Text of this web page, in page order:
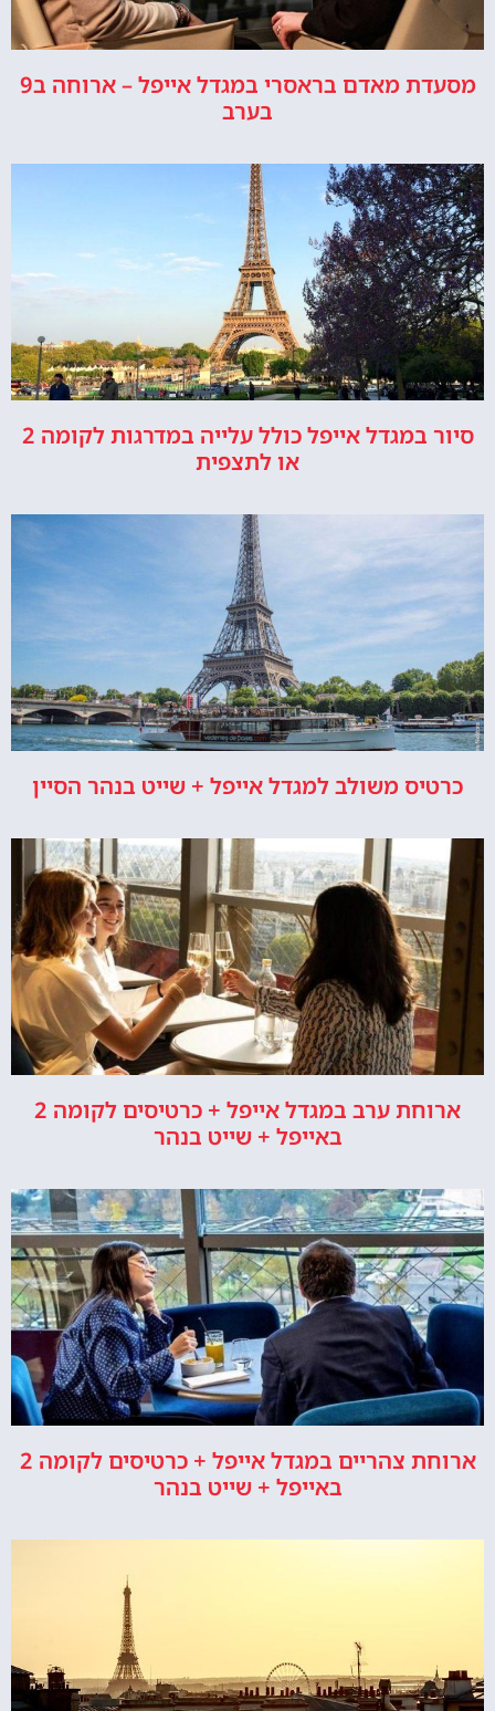
מסעדת מאדם בראסרי במגדל אייפל – ארוחה ב9
בערב
סיור במגדל אייפל כולל עלייה במדרגות לקומה 2
או לתצפית
כרטיס משולב למגדל אייפל + שייט בנהר הסיין
ארוחת ערב במגדל אייפל + כרטיסים לקומה 2
באייפל + שייט בנהר
ארוחת צהריים במגדל אייפל + כרטיסים לקומה 2
באייפל + שייט בנהר